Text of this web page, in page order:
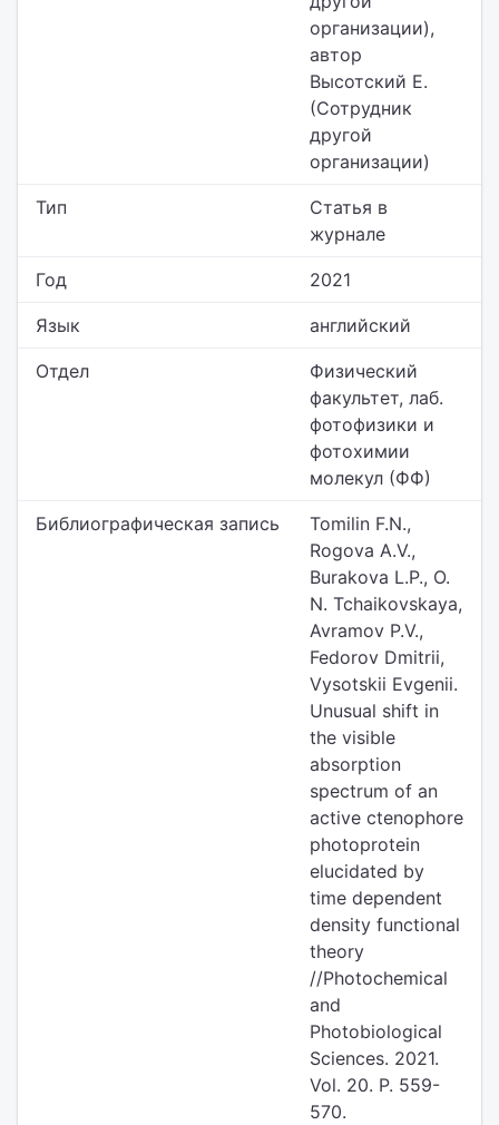
организации),
автор
Высотский Е.
(Сотрудник
другой
организации)
Тип
Статья в
журнале
Год 2021
Язык английский
Отдел
Физический
факультет, лаб.
фотофизики и
фотохимии
молекул (ФФ)
Библиографическая запись
Tomilin F.N.,
Rogova A.V.,
Burakova L.P., O.
N. Tchaikovskaya,
Avramov P.V.,
Fedorov Dmitrii,
Vysotskii Evgenii.
Unusual shift in
the visible
absorption
spectrum of an
active ctenophore
photoprotein
elucidated by
time dependent
density functional
theory
//Photochemical
and
Photobiological
Sciences. 2021.
Vol. 20. P. 559-
570.